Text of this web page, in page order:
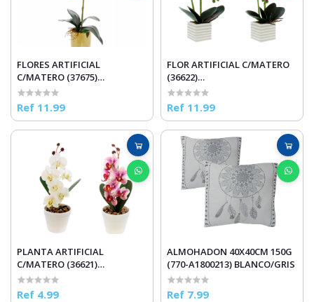
FLORES ARTIFICIAL
C/MATERO (37675)
BLANCO/VERDE
Ref 11.99
FLOR ARTIFICIAL C/MATERO
(36622)
FUCSIA/BLANCO/VERDE
Ref 11.99
PLANTA ARTIFICIAL
C/MATERO (36621)
BLANCO/ROSADO
Ref 4.99
ALMOHADON 40X40CM 150G
(770-A1800213) BLANCO/GRIS
Ref 7.99